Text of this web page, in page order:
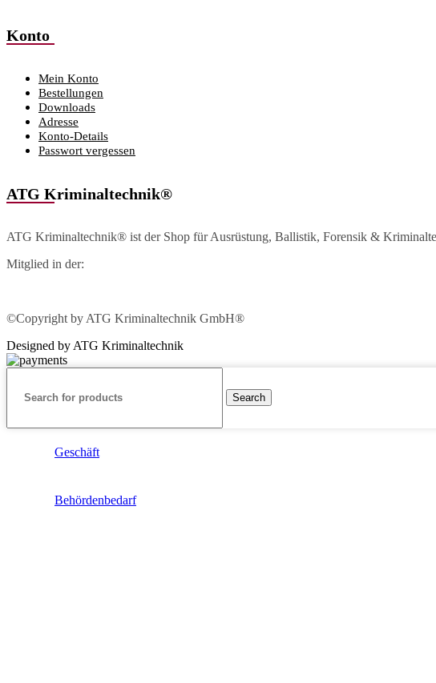
Konto
Mein Konto
Bestellungen
Downloads
Adresse
Konto-Details
Passwort vergessen
ATG Kriminaltechnik®
ATG Kriminaltechnik® ist der Shop für Ausrüstung, Ballistik, Forensik &
Mitglied in der:
©Copyright by ATG Kriminaltechnik GmbH®
Designed by ATG Kriminaltechnik
Search
Geschäft
Behördenbedarf